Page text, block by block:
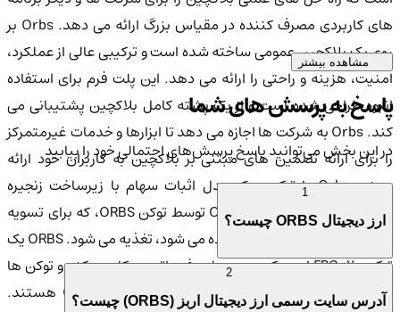
های کاربردی مصرف کننده در مقیاس بزرگ ارائه می دهد. Orbs بر
روی یک بلاکچین عمومی ساخته شده است و ترکیبی عالی از عملکرد،
امنیت، هزینه و راحتی را ارائه می دهد. این پلت فرم برای استفاده
انبوه طراحی شده است و از یک پشته کامل بلاکچین پشتیبانی می
کند. Orbs به شرکت ها اجازه می دهد تا ابزارها و خدمات غیرمتمرکز
را برای ارائه تضمین های مبتنی بر بلاکچین به کاربران خود ارائه
دهند. Orbs با ترکیب یک مدل اثبات سهام با زیرساخت زنجیره
مجازی کار می کند. شبکه Orbs توسط توکن ORBS، که برای تسویه
هزینه های اجرای برنامه استفاده می شود، تغذیه می شود. ORBS یک
توکن ERC-20 است که بر روی پلت فرم اتریوم کار می کند و توکن ها
ابزار اصلی پرداخت برای تمام خدمات در پلت فرم Orbs هستند.
مشاهده بیشتر
پاسخ به پرسش های شما
در این بخش می‌توانید پاسخ پرسش‌های احتمالی خود را بیابید
ارز دیجیتال ORBS چیست؟
آدرس سایت رسمی ارز دیجیتال اربز (ORBS) چیست؟